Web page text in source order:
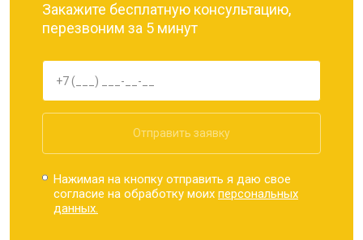
Закажите бесплатную консультацию,
перезвоним за 5 минут
Отправить заявку
Нажимая на кнопку отправить я даю свое
согласие на обработку моихперсональных
данных.